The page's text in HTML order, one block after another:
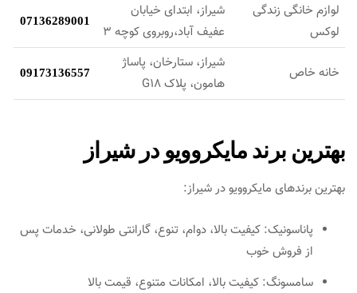
لوازم خانگی زندگی
لوکس
شیراز، ابتدای خیابان
عفیف آباد،روبروی کوچه 3
07136289001
خانه خاص
شیراز، ستارخان، پاساژ
هامون، پلاک G18
09173136557
بهترین برند مایکروویو در شیراز
بهترین برندهای مایکروویو در شیراز:
پاناسونیک: کیفیت بالا، دوام، تنوع، گارانتی طولانی، خدمات پس
از فروش خوب
سامسونگ: کیفیت بالا، امکانات متنوع، قیمت بالا